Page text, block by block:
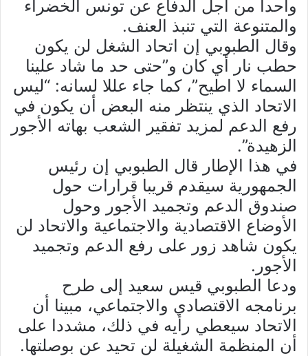
واحدا من أجل الدفاع عن تونس الخضراء
والمتنوعة التي تنبذ العنف.
وقال الطبوبي إن اتحاد الشغل لن يكون
حطب نار أي كان و”حتى حد ما شاد علينا
السماء لا اطيح”، كما جاء عللا لسانه: “ليس
الاتحاد الذي ينتظر منه البعض أن يكون في
رفع الدعم لمزيد تفقير الشعب بهاته الأجور
الزهيدة”.
في هذا الإطار قال الطبوبي إن رئيس
الجمهورية سيقدم قريبا قرارات حول
صندوق الدعم وتجميد الأجور وحول
الأوضاع الاقتصادية والاجتماعية والاتحاد لن
يكون شاهد زور على رفع الدعم وتجميد
الأجور.
ودعا الطبوبي قيس سعيد إلى طرح
برنامجه الاقتصادي والاجتماعي، مبينا أن
الاتحاد سيعطي رأيه في ذلك، مشددا على
أن المنظمة الشغيلة لن تحيد عن بوصلتها.